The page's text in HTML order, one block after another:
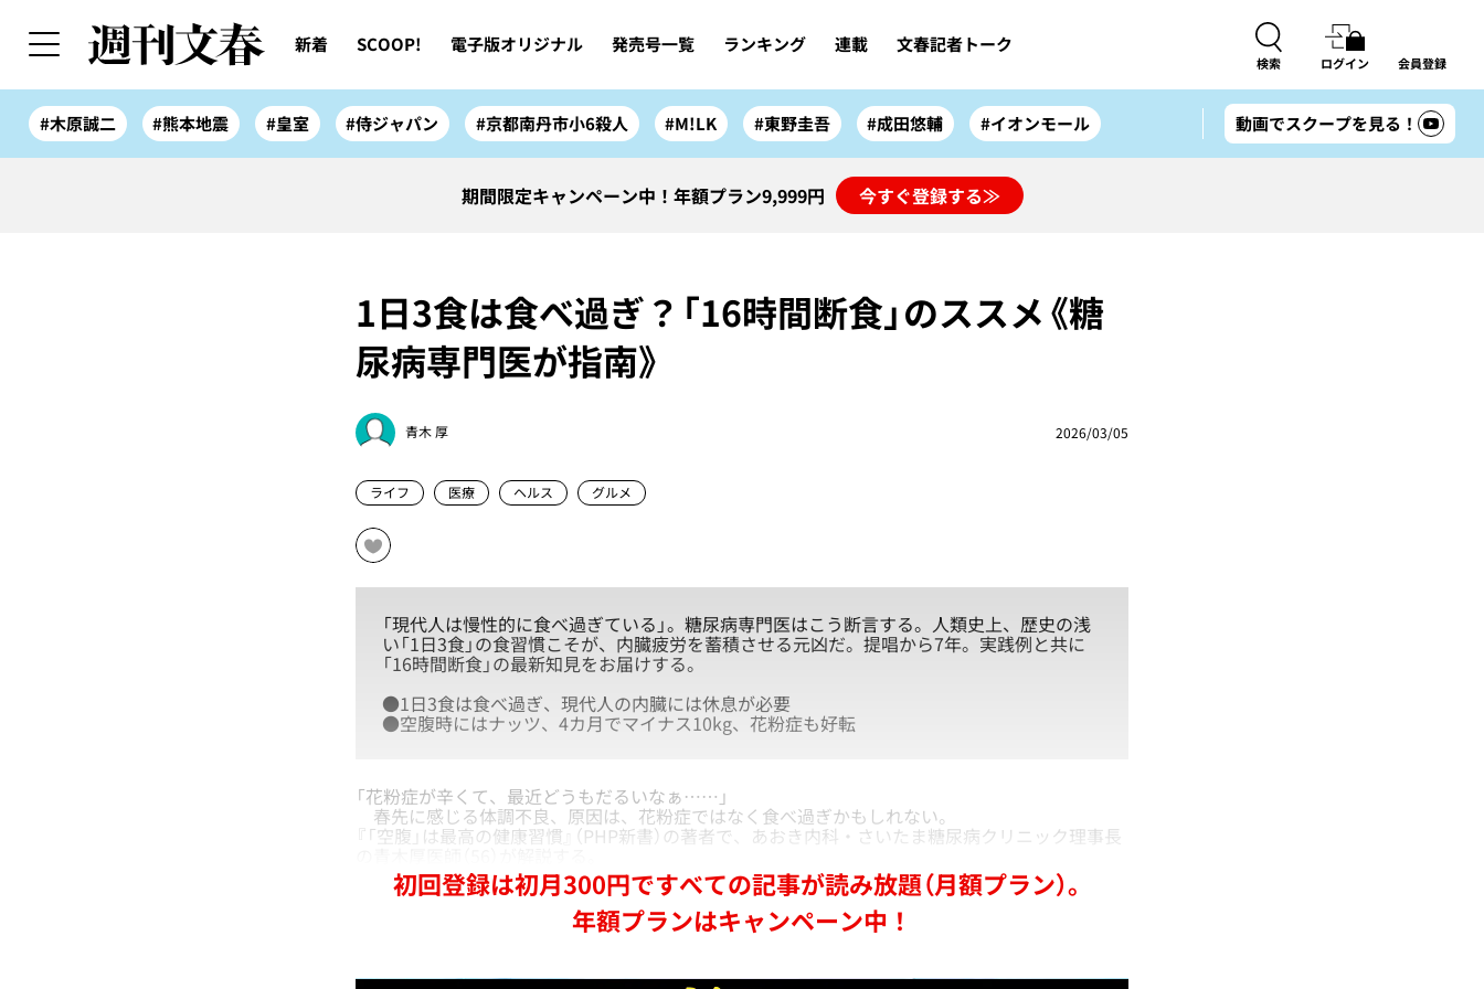
新着 SCOOP! 電子版オリジナル 発売号一覧 ランキング 連載 文春記者トーク
検索 ログイン 会員登録
#木原誠二 #熊本地震 #皇室 #侍ジャパン #京都南丹市小6殺人 #M!LK #東野圭吾 #成田悠輔 #イオンモール 動画でスクープを見る！
期間限定キャンペーン中！年額プラン9,999円 今すぐ登録する≫
1日3食は食べ過ぎ？「16時間断食」のススメ《糖
尿病専門医が指南》
青木 厚 2026/03/05
ライフ 医療 ヘルス グルメ
「現代人は慢性的に食べ過ぎている」。糖尿病専門医はこう断言する。人類史上、歴史の浅
い「1日3食」の食習慣こそが、内臓疲労を蓄積させる元凶だ。提唱から7年。実践例と共に
「16時間断食」の最新知見をお届けする。
●1日3食は食べ過ぎ、現代人の内臓には休息が必要
●空腹時にはナッツ、4カ月でマイナス10kg、花粉症も好転
「花粉症が辛くて、最近どうもだるいなぁ……」
春先に感じる体調不良、原因は、花粉症ではなく食べ過ぎかもしれない。
『「空腹」は最高の健康習慣』（PHP新書）の著者で、あおき内科・さいたま糖尿病クリニック理事長
初回登録は初月300円ですべての記事が読み放題（月額プラン）。
年額プランはキャンペーン中！